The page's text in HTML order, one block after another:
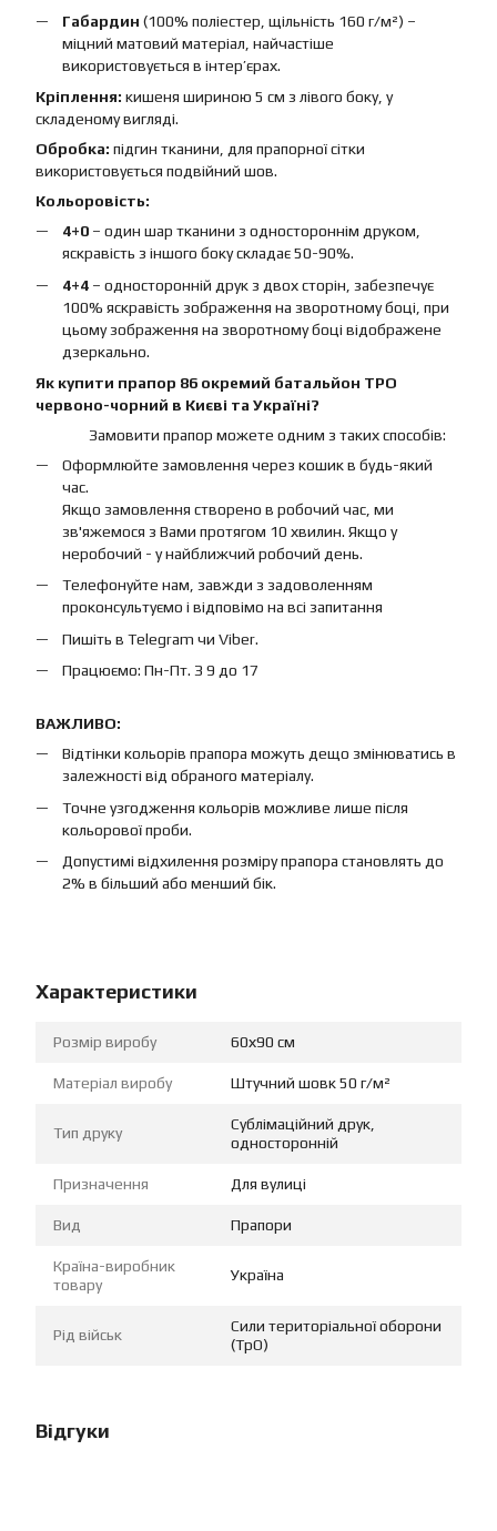
Габардин (100% поліестер, щільність 160 г/м²) –
міцний матовий матеріал, найчастіше
використовується в інтер’єрах.
Кріплення: кишеня шириною 5 см з лівого боку, у
складеному вигляді.
Обробка: підгин тканини, для прапорної сітки
використовується подвійний шов.
Кольоровість:
4+0 – один шар тканини з одностороннім друком,
яскравість з іншого боку складає 50-90%.
4+4 – односторонній друк з двох сторін, забезпечує
100% яскравість зображення на зворотному боці, при
цьому зображення на зворотному боці відображене
дзеркально.
Як купити прапор 86 окремий батальйон ТРО
червоно-чорний в Києві та Україні?
Замовити прапор можете одним з таких способів:
Оформлюйте замовлення через кошик в будь-який
час.
Якщо замовлення створено в робочий час, ми
зв'яжемося з Вами протягом 10 хвилин. Якщо у
неробочий - у найближчий робочий день.
Телефонуйте нам, завжди з задоволенням
проконсультуємо і відповімо на всі запитання
Пишіть в Telegram чи Viber.
Працюємо: Пн-Пт. З 9 до 17
ВАЖЛИВО:
Відтінки кольорів прапора можуть дещо змінюватись в
залежності від обраного матеріалу.
Точне узгодження кольорів можливе лише після
кольорової проби.
Допустимі відхилення розміру прапора становлять до
2% в більший або менший бік.
Характеристики
Розмір виробу 60х90 см
Матеріал виробу Штучний шовк 50 г/м²
Тип друку
Сублімаційний друк,
односторонній
Призначення Для вулиці
Вид Прапори
Країна-виробник
товару
Україна
Рід військ
Сили територіальної оборони
(ТрО)
Відгуки